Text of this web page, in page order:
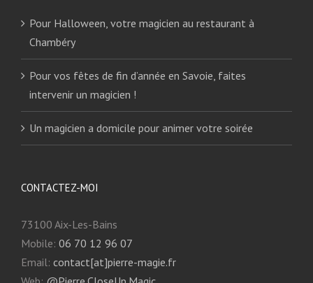
Pour Halloween, votre magicien au restaurant à
Chambéry
Pour vos fêtes de fin d’année en Savoie, faites
intervenir un magicien !
Un magicien a domicile pour animer votre soirée
CONTACTEZ-MOI
73100 Aix-Les-Bains
Mobile: 06 70 12 96 07
Email: contact[at]pierre-magie.fr